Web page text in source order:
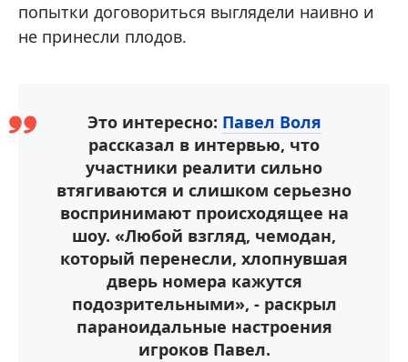
попытки договориться выглядели наивно и
не принесли плодов.
Это интересно: Павел Воля
рассказал в интервью, что
участники реалити сильно
втягиваются и слишком серьезно
воспринимают происходящее на
шоу. «Любой взгляд, чемодан,
который перенесли, хлопнувшая
дверь номера кажутся
подозрительными», - раскрыл
параноидальные настроения
игроков Павел.